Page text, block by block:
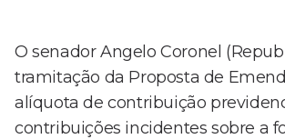
O senador Angelo Coronel
tramitação da Proposta de
alíquota de contribuição
contribuições incidentes sobre a